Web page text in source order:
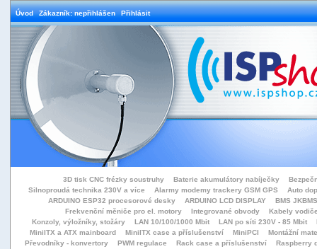
Úvod Zákazník: nepřihlášen Přihlásit
3D tisk CNC frézky soustruhy Baterie akumulátory nabíječky
Silnoproudá technika 230V a více
Alarmy modemy trackery GSM GPS
Auto
ARDUINO ESP32 procesorové desky
ARDUINO LCD DISPLAY
BMS
Frekvenční měniče pro el. motory
Integrované obvody
Kabely
Konzoly, výložníky, stožáry
LAN 10/100/1000 Mbit LAN po síti 230V - 85 Mbit
MiniITX a ATX mainboard
MiniITX case a příslušenství MiniPCI
Montážní
Převodníky - konvertory
PWM regulace Rack case a příslušenství
Raspberry